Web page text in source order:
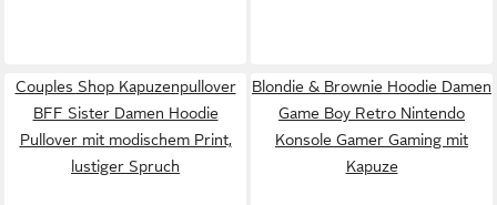
Couples Shop Kapuzenpullover
BFF Sister Damen Hoodie
Pullover mit modischem Print,
lustiger Spruch
Blondie & Brownie Hoodie Damen
Game Boy Retro Nintendo
Konsole Gamer Gaming mit
Kapuze